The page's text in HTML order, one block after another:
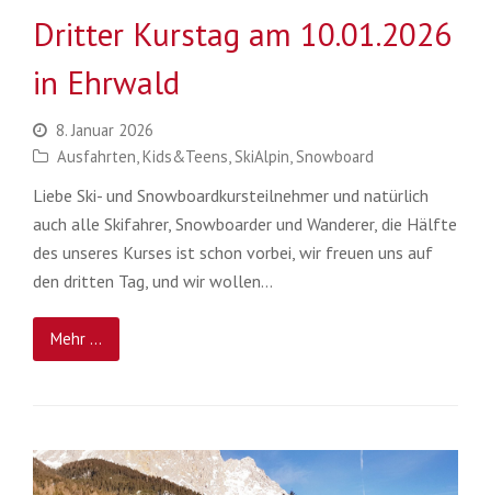
Dritter Kurstag am 10.01.2026
in Ehrwald
8. Januar 2026
Ausfahrten,Kids&Teens,SkiAlpin,Snowboard
Liebe Ski- und Snowboardkursteilnehmer und natürlich
auch alle Skifahrer, Snowboarder und Wanderer, die Hälfte
des unseres Kurses ist schon vorbei, wir freuen uns auf
den dritten Tag, und wir wollen…
Mehr ...